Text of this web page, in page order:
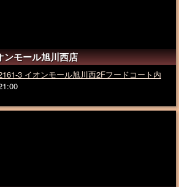
ンモール旭川西店
3 イオンモール旭川西2Fフードコート内